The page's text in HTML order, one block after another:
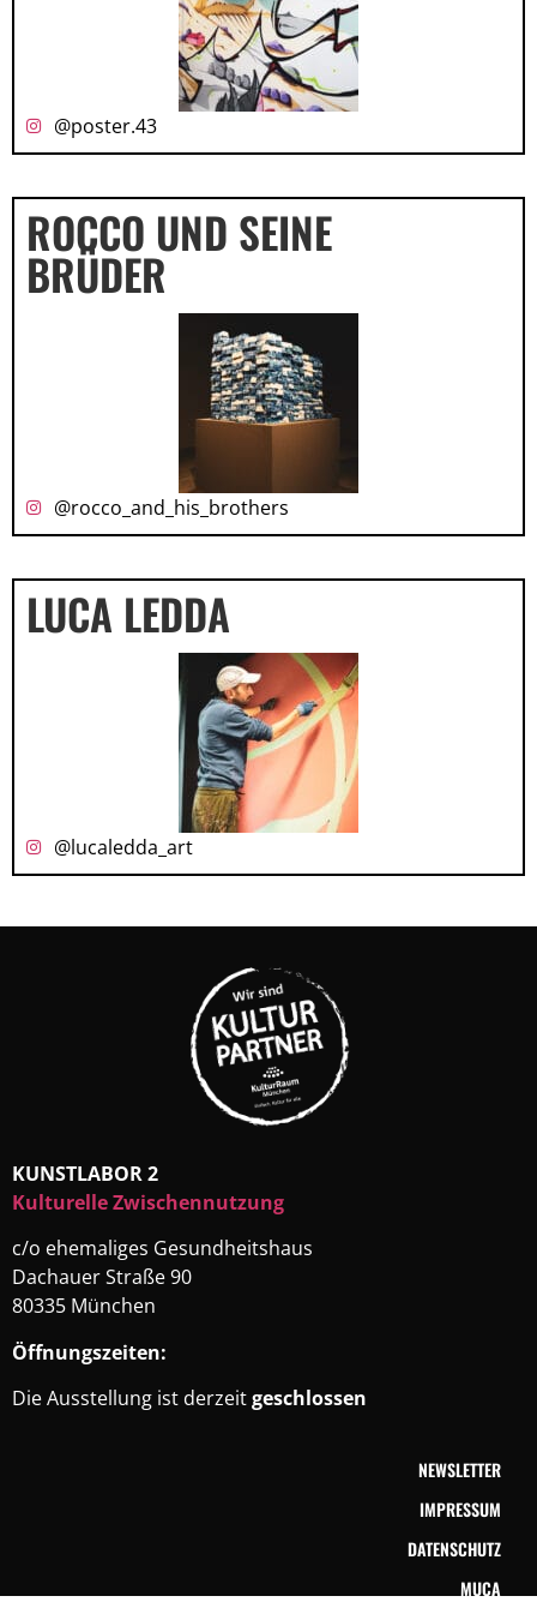
@poster.43
ROCCO UND SEINE
BRÜDER
@rocco_and_his_brothers
LUCA LEDDA
@lucaledda_art
KUNSTLABOR 2
Kulturelle Zwischennutzung
c/o ehemaliges Gesundheitshaus
Dachauer Straße 90
80335 München
Öffnungszeiten:
Die Ausstellung ist derzeitgeschlossen
NEWSLETTER
IMPRESSUM
DATENSCHUTZ
MUCA